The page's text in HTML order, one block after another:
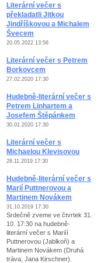
Literární večer s
překladatli Jitkou
Jindříškovou a Michalem
Švecem
20.05.2022 13:56
Literární večer s Petrem
Borkovcem
27.02.2020 17:30
Hudebně-literární večer s
Petrem Linhartem a
Josefem Štěpánkem
30.01.2020 17:30
Literární večer s
Michaelou Klevisovou
28.11.2019 17:30
Hudebně-literární večer s
Marií Puttnerovou a
Martinem Novákem
31.10.2019 17:30
Srdečně zveme ve čtvrtek 31.
10. 17:30 na hudebně-
literární večer s Mariíí
Puttnerovou (Jablkoň) a
Martinem Novákem (Druhá
tráva, Jana Kirschner).